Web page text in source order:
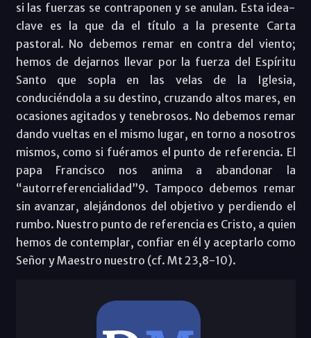
si las fuerzas se contraponen y se anulan. Esta idea-
clave es la que da el título a la presente Carta
pastoral. No debemos remar en contra del viento;
hemos de dejarnos llevar por la fuerza del Espíritu
Santo que sopla en las velas de la Iglesia,
conduciéndola a su destino, cruzando altos mares, en
ocasiones agitados y tenebrosos. No debemos remar
dando vueltas en el mismo lugar, en torno a nosotros
mismos, como si fuéramos el punto de referencia. El
papa Francisco nos anima a abandonar la
“autorreferencialidad”9. Tampoco debemos remar
sin avanzar, alejándonos del objetivo y perdiendo el
rumbo. Nuestro punto de referencia es Cristo, a quien
hemos de contemplar, confiar en él y aceptarlo como
Señor y Maestro nuestro (cf. Mt 23,8-10).